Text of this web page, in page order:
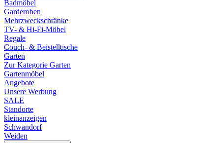
Badmöbel
Garderoben
Mehrzweckschränke
TV- & Hi-Fi-Möbel
Regale
Couch- & Beistelltische
Garten
Zur Kategorie Garten
Gartenmöbel
Angebote
Unsere Werbung
SALE
Standorte
kleinanzeigen
Schwandorf
Weiden